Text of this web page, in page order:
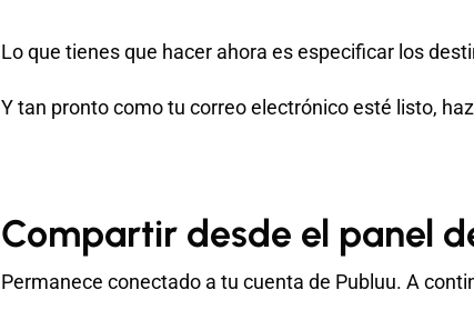
Lo que tienes que hacer ahora es especificar los
Y tan pronto como tu correo electrónico esté listo,
Compartir desde el panel
Permanece conectado a tu cuenta de Publuu. A